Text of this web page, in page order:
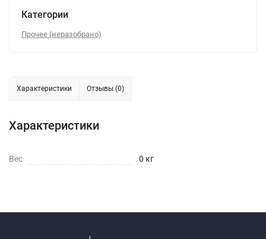
Категории
Прочее (неразобрано)
Характеристики Отзывы (0)
Характеристики
Вес 0 кг